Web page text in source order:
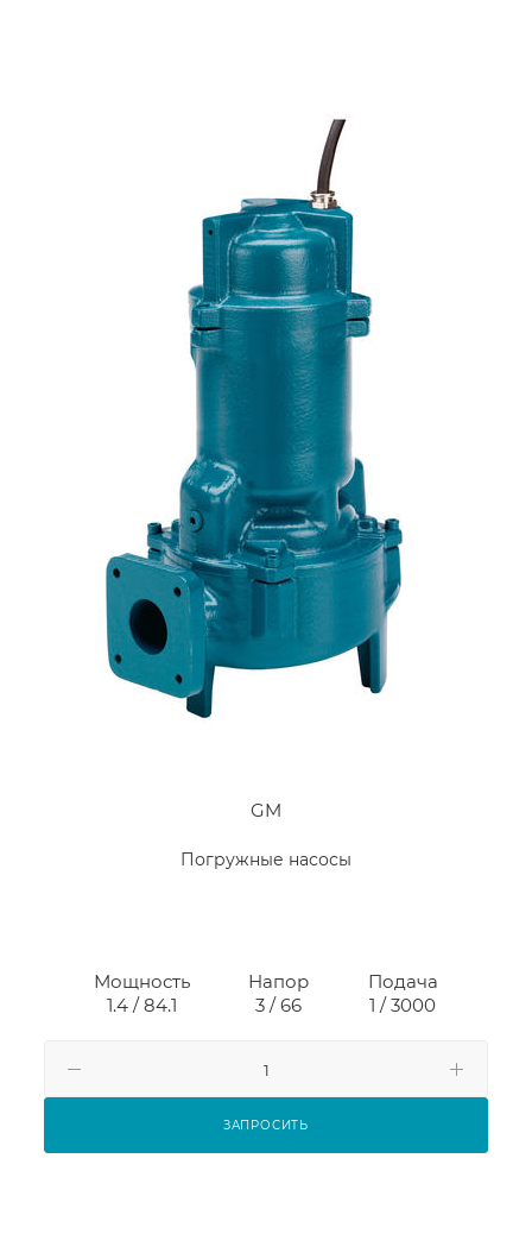
GM
Погружные насосы
Мощность
1.4 / 84.1
Напор
3 / 66
Подача
1 / 3000
ЗАПРОСИТЬ